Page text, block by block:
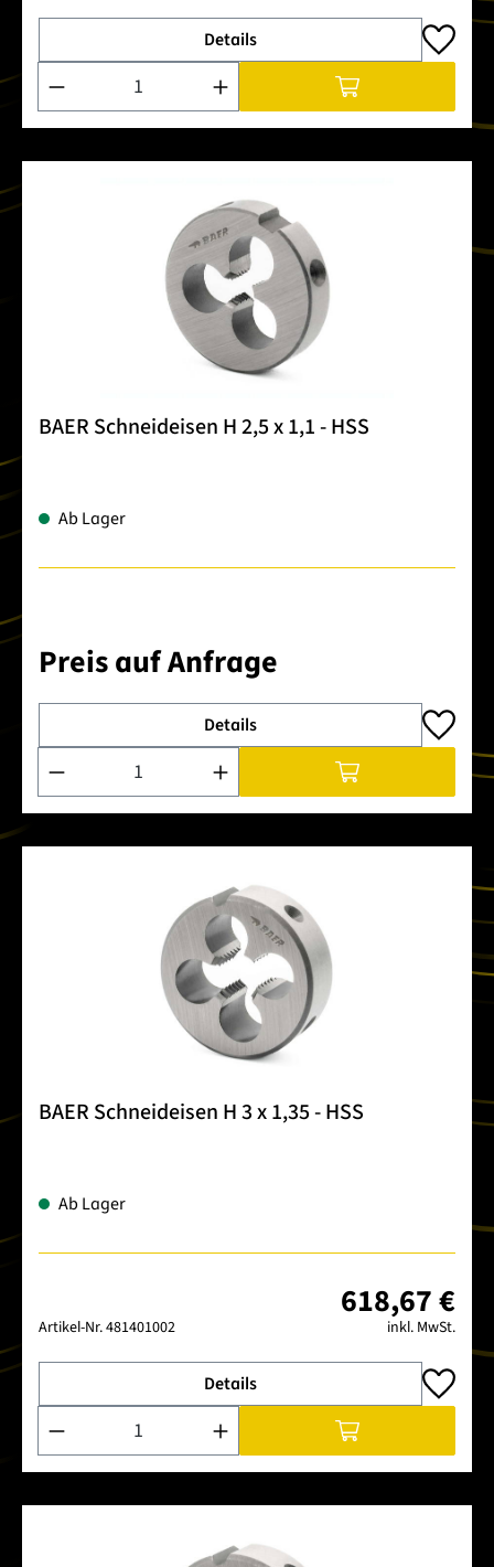
Details
Produkt Anzahl: Gib den gewünschten Wert ein oder
BAER Schneideisen H 2,5 x 1,1 - HSS
Ab Lager
Preis auf Anfrage
Details
Produkt Anzahl: Gib den gewünschten Wert ein oder
BAER Schneideisen H 3 x 1,35 - HSS
Ab Lager
Artikel-Nr.481401002
618,67 €
inkl. MwSt.
Details
Produkt Anzahl: Gib den gewünschten Wert ein oder